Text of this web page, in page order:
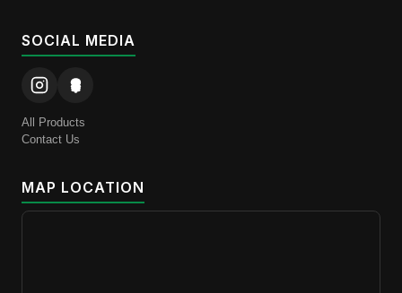
SOCIAL MEDIA
All Products
Contact Us
MAP LOCATION